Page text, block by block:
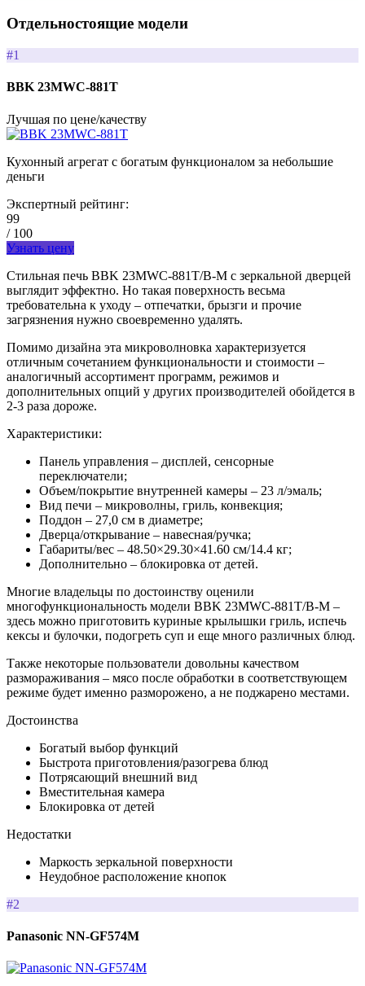
Отдельностоящие модели
#1
BBK 23MWC-881T
Лучшая по цене/качеству
Кухонный агрегат с богатым функционалом за небольшие
деньги
Экспертный рейтинг:
99
/ 100
Узнать цену
Стильная печь BBK 23MWC-881T/B-M с зеркальной дверцей
выглядит эффектно. Но такая поверхность весьма
требовательна к уходу – отпечатки, брызги и прочие
загрязнения нужно своевременно удалять.
Помимо дизайна эта микроволновка характеризуется
отличным сочетанием функциональности и стоимости –
аналогичный ассортимент программ, режимов и
дополнительных опций у других производителей обойдется в
2-3 раза дороже.
Характеристики:
Панель управления – дисплей, сенсорные
переключатели;
Объем/покрытие внутренней камеры – 23 л/эмаль;
Вид печи – микроволны, гриль, конвекция;
Поддон – 27,0 см в диаметре;
Дверца/открывание – навесная/ручка;
Габариты/вес – 48.50×29.30×41.60 см/14.4 кг;
Дополнительно – блокировка от детей.
Многие владельцы по достоинству оценили
многофункциональность модели BBK 23MWC-881T/B-M –
здесь можно приготовить куриные крылышки гриль, испечь
кексы и булочки, подогреть суп и еще много различных блюд.
Также некоторые пользователи довольны качеством
размораживания – мясо после обработки в соответствующем
режиме будет именно разморожено, а не поджарено местами.
Достоинства
Богатый выбор функций
Быстрота приготовления/разогрева блюд
Потрясающий внешний вид
Вместительная камера
Блокировка от детей
Недостатки
Маркость зеркальной поверхности
Неудобное расположение кнопок
#2
Panasonic NN-GF574M